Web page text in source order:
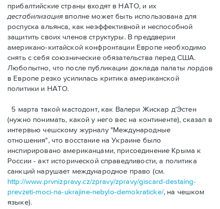
прибалтийские страны входят в НАТО, и их
дестабилизация вполне может быть использована для
роспуска альянса, как неэффективной и неспособной
защитить своих членов структуры. В преддверии
американо-китайской конфронтации Европе необходимо
снять с себя союзнические обязательства перед США.
Любопытно, что после публикации доклада палаты лордов
в Европе резко усилилась критика американской
политики и НАТО.
5 марта такой мастодонт, как Валери Жискар д'Эстен
(нужно понимать, какой у него вес на континенте), сказал в
интервью чешcкому журналу "Международные
отношения", что восстание на Украине было
инспирировано американцами, присоединение Крыма к
России - акт исторической справедливости, а политика
санкций нарушает международное право (см.
http://www.prvnizpravy.cz/zpravy/zpravy/giscard-destaing-
prevzeti-moci-na-ukrajine-nebylo-demokraticke/, на чешком
языке).